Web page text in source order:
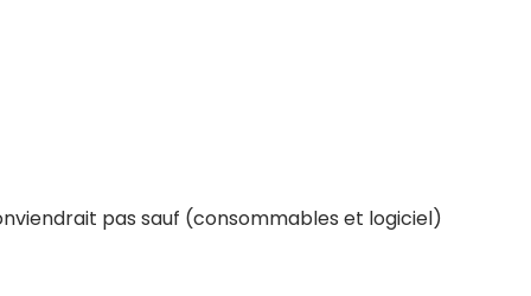
pas sauf (consommables et logiciel)